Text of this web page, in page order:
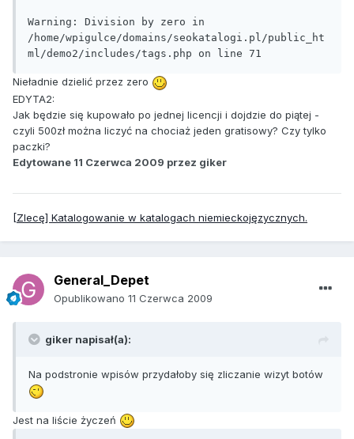
Warning: Division by zero in
/home/wpigulce/domains/seokatalogi.pl/public_ht
ml/demo2/includes/tags.php on line 71
Nieładnie dzielić przez zero
EDYTA2:
Jak będzie się kupowało po jednej licencji i dojdzie do piątej -
czyli 500zł można liczyć na chociaż jeden gratisowy? Czy tylko
paczki?
Edytowane 11 Czerwca 2009 przez giker
[Zlecę] Katalogowanie w katalogach niemieckojęzycznych.
General_Depet
Opublikowano 11 Czerwca 2009
giker napisał(a):
Na podstronie wpisów przydałoby się zliczanie wizyt botów
Jest na liście życzeń